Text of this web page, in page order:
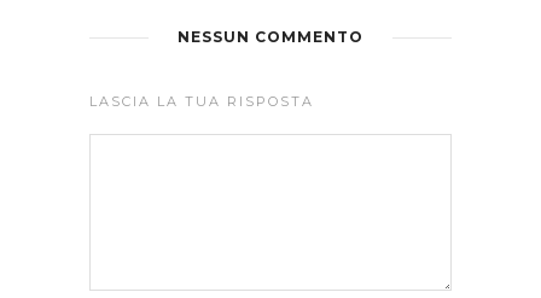
NESSUN COMMENTO
LASCIA LA TUA RISPOSTA